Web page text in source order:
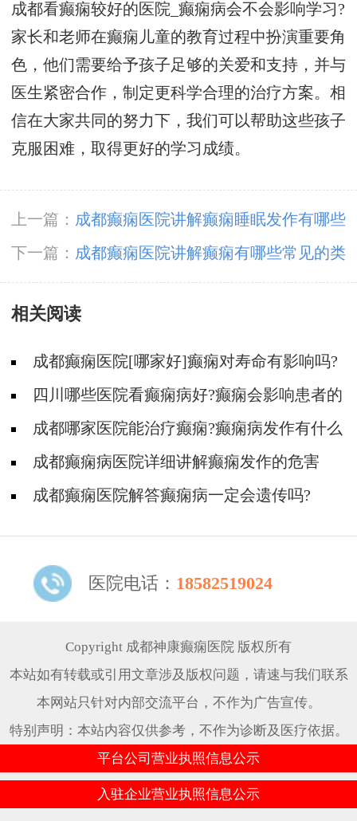
成都看癫痫较好的医院_癫痫病会不会影响学习?
家长和老师在癫痫儿童的教育过程中扮演重要角
色，他们需要给予孩子足够的关爱和支持，并与
医生紧密合作，制定更科学合理的治疗方案。相
信在大家共同的努力下，我们可以帮助这些孩子
克服困难，取得更好的学习成绩。
上一篇： 成都癫痫医院讲解癫痫睡眠发作有哪些
症状?
下一篇： 成都癫痫医院讲解癫痫有哪些常见的类
型?
相关阅读
成都癫痫医院[哪家好]癫痫对寿命有影响吗?
四川哪些医院看癫痫病好?癫痫会影响患者的
哪些方面?
成都哪家医院能治疗癫痫?癫痫病发作有什么
危害?成都癫痫病医院详细讲解癫痫发作的危害
成都癫痫医院解答癫痫病一定会遗传吗?
医院电话： 18582519024
Copyright 成都神康癫痫医院 版权所有
本站如有转载或引用文章涉及版权问题，请速与我们联系
本网站只针对内部交流平台，不作为广告宣传。
特别声明：本站内容仅供参考，不作为诊断及医疗依据。
平台公司营业执照信息公示
入驻企业营业执照信息公示